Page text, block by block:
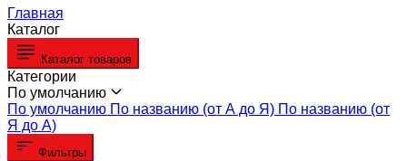
Главная
Каталог
Каталог товаров
Категории
По умолчанию
По умолчанию По названию (от А до Я) По названию (от
Я до А)
Фильтры